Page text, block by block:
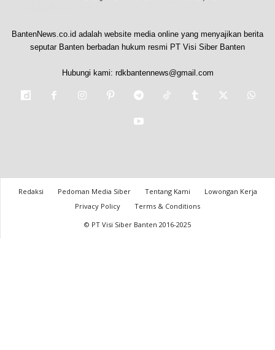
BantenNews.co.id adalah website media online yang menyajikan berita
seputar Banten berbadan hukum resmi PT Visi Siber Banten
Hubungi kami: rdkbantennews@gmail.com
Redaksi Pedoman Media Siber Tentang Kami
Lowongan Kerja
Privacy Policy
Terms & Conditions
© PT Visi Siber Banten 2016-2025